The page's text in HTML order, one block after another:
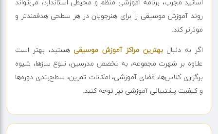
روند آموزش موسیقی را برای هنرجویان در هر سطحی هدفمندتر و
موثرتر کند.
اگر به دنبالبهترین مراکز آموزش موسیقی هستید، بهتر است
علاوه بر شهرت مجموعه، به تخصص مدرسین، تنوع سازها، شیوه
برگزاری کلاس‌ها، فضای آموزشی، امکانات تمرین، سطح‌بندی دوره‌ها
و کیفیت پشتیبانی آموزشی نیز توجه کنید.